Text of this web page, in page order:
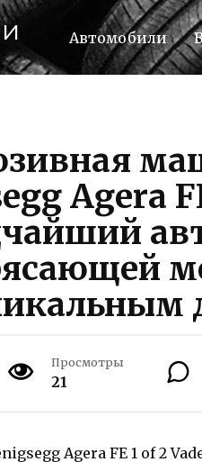
Автомобили
Agera
Просмотры
21